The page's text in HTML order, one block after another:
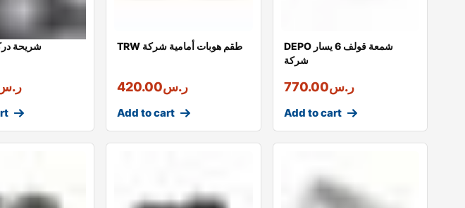
شريحة TRW طقم هوبات أمامية شركة
ر.س420.00
Add to cart
DEPO شمعة قولف 6 يسار
شركة
ر.س770.00
Add to cart